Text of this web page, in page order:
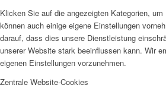
Klicken Sie auf die angezeigten Kategorien,
können auch einige eigene Einstellungen
darauf, dass dies unsere Dienstleistung
unserer Website stark beeinflussen kann. Wir
eigenen Einstellungen vorzunehmen.
Zentrale Website-Cookies